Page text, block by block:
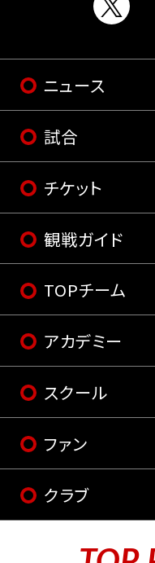
ニュース
試合
チケット
観戦ガイド
TOPチーム
アカデミー
スクール
ファン
クラブ